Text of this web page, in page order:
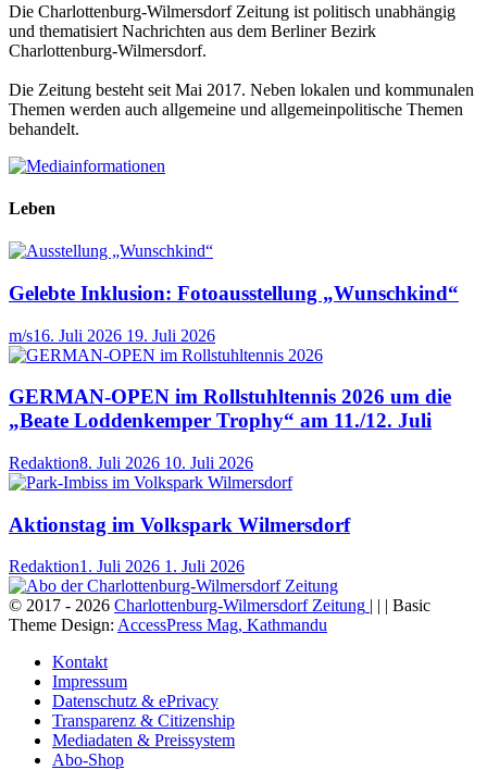
Die Charlottenburg-Wilmersdorf Zeitung ist politisch unabhängig
und thematisiert Nachrichten aus dem Berliner Bezirk
Charlottenburg-Wilmersdorf.
Die Zeitung besteht seit Mai 2017. Neben lokalen und kommunalen
Themen werden auch allgemeine und allgemeinpolitische Themen
behandelt.
Leben
Gelebte Inklusion: Fotoausstellung „Wunschkind“
m/s16. Juli 2026 19. Juli 2026
GERMAN-OPEN im Rollstuhltennis 2026 um die
„Beate Loddenkemper Trophy“ am 11./12. Juli
Redaktion8. Juli 2026 10. Juli 2026
Aktionstag im Volkspark Wilmersdorf
Redaktion1. Juli 2026 1. Juli 2026
© 2017 - 2026 Charlottenburg-Wilmersdorf Zeitung | | | Basic
Theme Design: AccessPress Mag, Kathmandu
Kontakt
Impressum
Datenschutz & ePrivacy
Transparenz & Citizenship
Mediadaten & Preissystem
Abo-Shop